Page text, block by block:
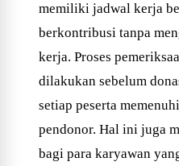
memiliki jadwal kerja
berkontribusi tanpa
kerja. Proses
dilakukan sebelum
setiap peserta
pendonor. Hal ini juga
bagi para karyawan